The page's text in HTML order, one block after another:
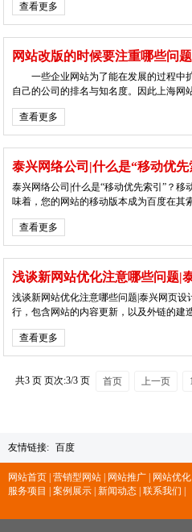
查看更多
网站改版的时候要注重哪些问
一些企业网站为了能在发展的过程中
自己的公司的排名与知名度。因此上海网
查看更多
泰兴网络公司|什么是“移动优先
泰兴网络公司|什么是“移动优先索引”？
味着，您的网站的移动版本成为百度在其
查看更多
浅谈新网站优化注意哪些问题|
浅谈新网站优化注意哪些问题|泰兴网页
行，包含网站的内容更新，以及外链的建
查看更多
共3 页 页次:3/3 页 首页 上一页 1
友情链接: 百度
网站首页 | 营销型网站 | 网站推广 | 网站优化
服务项目 | 案例展示 | 新闻动态 | 联系我们 |